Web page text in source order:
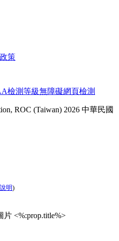
策
ROC (Taiwan) 2026 中華民國
明)
<%:prop.title%>